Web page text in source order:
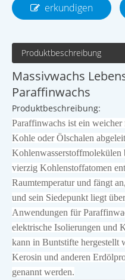
erkundigen
Produktbeschreibung
Massivwachs
Paraffinwachs
Produktbeschreibung:
Paraffinwachs ist ein
Kohle oder Ölschalen
Kohlenwasserstoffmolekülen
vierzig Kohlenstoffatomen
Raumtemperatur und fängt
und sein Siedepunkt liegt
Anwendungen für
elektrische Isolierungen und
kann in Buntstifte hergestellt
Kerosin und anderen
genannt werden.